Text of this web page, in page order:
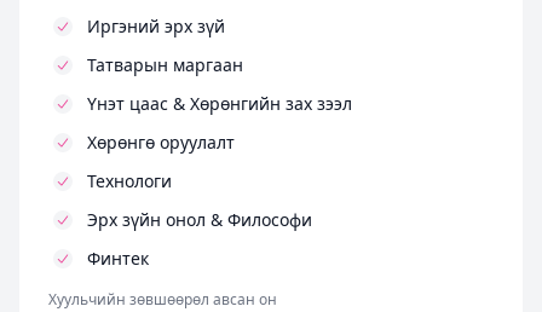
Иргэний эрх зүй
Татварын маргаан
Үнэт цаас & Хөрөнгийн зах зээл
Хөрөнгө оруулалт
Технологи
Эрх зүйн онол & Философи
Финтек
Хуульчийн зөвшөөрөл авсан он